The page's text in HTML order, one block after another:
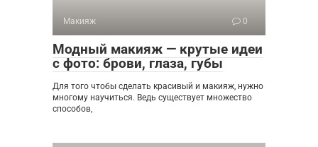
Макияж 0
Модный макияж — крутые идеи
с фото: брови, глаза, губы
Для того чтобы сделать красивый и макияж, нужно
многому научиться. Ведь существует множество
способов,